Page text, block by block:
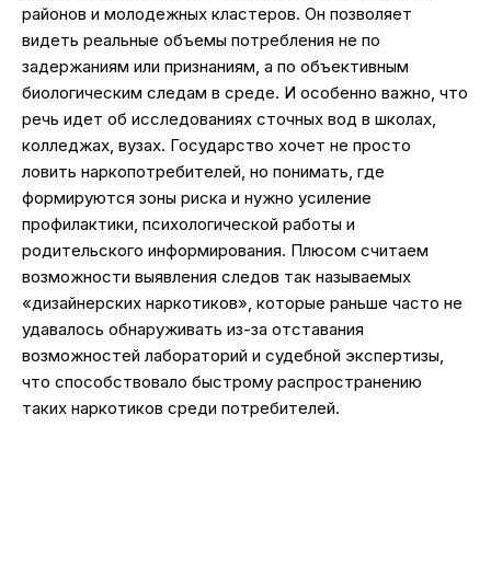
районов и молодежных кластеров. Он позволяет
видеть реальные объемы потребления не по
задержаниям или признаниям, а по объективным
биологическим следам в среде. И особенно важно, что
речь идет об исследованиях сточных вод в школах,
колледжах, вузах. Государство хочет не просто
ловить наркопотребителей, но понимать, где
формируются зоны риска и нужно усиление
профилактики, психологической работы и
родительского информирования. Плюсом считаем
возможности выявления следов так называемых
«дизайнерских наркотиков», которые раньше часто не
удавалось обнаруживать из-за отставания
возможностей лабораторий и судебной экспертизы,
что способствовало быстрому распространению
таких наркотиков среди потребителей.